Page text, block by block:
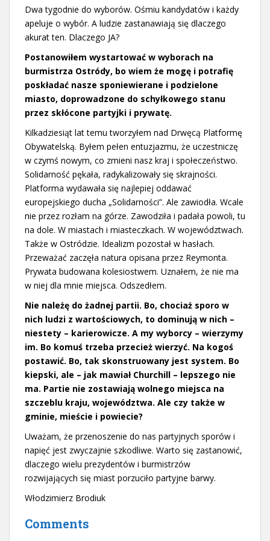
Dwa tygodnie do wyborów. Ośmiu kandydatów i każdy
apeluje o wybór. A ludzie zastanawiają się dlaczego
akurat ten. Dlaczego JA?
Postanowiłem wystartować w wyborach na
burmistrza Ostródy, bo wiem że mogę i potrafię
poskładać nasze sponiewierane i podzielone
miasto, doprowadzone do schyłkowego stanu
przez skłócone partyjki i prywatę.
Kilkadziesiąt lat temu tworzyłem nad Drwęcą Platformę
Obywatelską. Byłem pełen entuzjazmu, że uczestniczę
w czymś nowym, co zmieni nasz kraj i społeczeństwo.
Solidarność pękała, radykalizowały się skrajności.
Platforma wydawała się najlepiej oddawać
europejskiego ducha „Solidarności”. Ale zawiodła. Wcale
nie przez rozłam na górze. Zawodziła i padała powoli, tu
na dole. W miastach i miasteczkach. W województwach.
Także w Ostródzie. Idealizm pozostał w hasłach.
Przeważać zaczęła natura opisana przez Reymonta.
Prywata budowana kolesiostwem. Uznałem, że nie ma
w niej dla mnie miejsca. Odszedłem.
Nie należę do żadnej partii. Bo, chociaż sporo w
nich ludzi z wartościowych, to dominują w nich –
niestety – karierowicze. A my wyborcy – wierzymy
im. Bo komuś trzeba przecież wierzyć. Na kogoś
postawić. Bo, tak skonstruowany jest system. Bo
kiepski, ale – jak mawiał Churchill – lepszego nie
ma. Partie nie zostawiają wolnego miejsca na
szczeblu kraju, województwa. Ale czy także w
gminie, mieście i powiecie?
Uważam, że przenoszenie do nas partyjnych sporów i
napięć jest zwyczajnie szkodliwe. Warto się zastanowić,
dlaczego wielu prezydentów i burmistrzów
rozwijających się miast porzuciło partyjne barwy.
Włodzimierz Brodiuk
Comments